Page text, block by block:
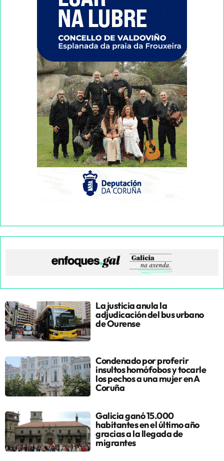
La justicia anula la
adjudicación del bus urbano
de Ourense
Condenado por proferir
insultos homófobos y tocarle
los pechos a una mujer en A
Coruña
Galicia ganó 15.000
habitantes en el último año
gracias a la llegada de
migrantes